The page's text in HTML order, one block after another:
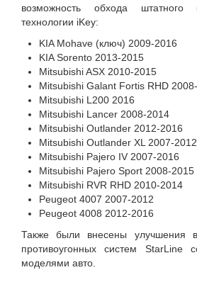
возможность обхода штатного
технологии iKey:
KIA Mohave (ключ) 2009-2016
KIA Sorento 2013-2015
Mitsubishi ASX 2010-2015
Mitsubishi Galant Fortis RHD
Mitsubishi L200 2016
Mitsubishi Lancer 2008-2014
Mitsubishi Outlander 2012-2016
Mitsubishi Outlander XL 2007-2012
Mitsubishi Pajero IV 2007-2016
Mitsubishi Pajero Sport 2008-2015
Mitsubishi RVR RHD 2010-2014
Peugeot 4007 2007-2012
Peugeot 4008 2012-2016
Также были внесены улучшения
противоугонных систем StarLine
моделями авто.